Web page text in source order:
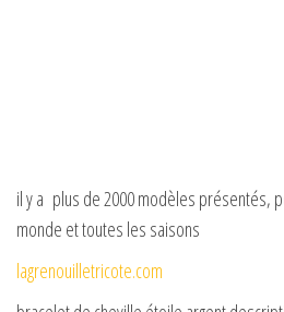
il y a plus de 2000 modèles présentés,
monde et toutes les saisons
lagrenouilletricote.com